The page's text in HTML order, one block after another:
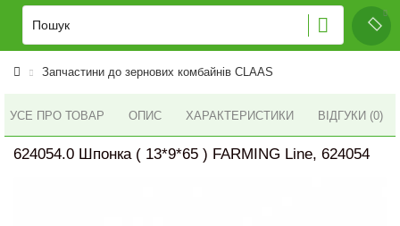
Запчастини до зернових комбайнів CLAAS
УСЕ ПРО ТОВАР ОПИС ХАРАКТЕРИСТИКИ ВІДГУКИ (0)
624054.0 Шпонка ( 13*9*65 ) FARMING Line, 624054